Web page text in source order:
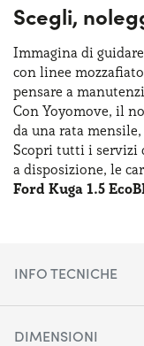
Scegli,
Immagina di
con linee mozzafiato
pensare a
Con Yoyomove, il
da una rata mensile,
Scopri tutti i servizi
a disposizione, le
Ford Kuga 1.5
INFO TECNICHE
DIMENSIONI